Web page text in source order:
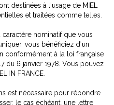
destinées à l'usage de MIEL
et traitées comme telles.
nominatif que vous
vous bénéficiez d'un
conformément à la loi française
du 6 janvier 1978. Vous pouvez
IN FRANCE.
est nécessaire pour répondre
le cas échéant, une lettre